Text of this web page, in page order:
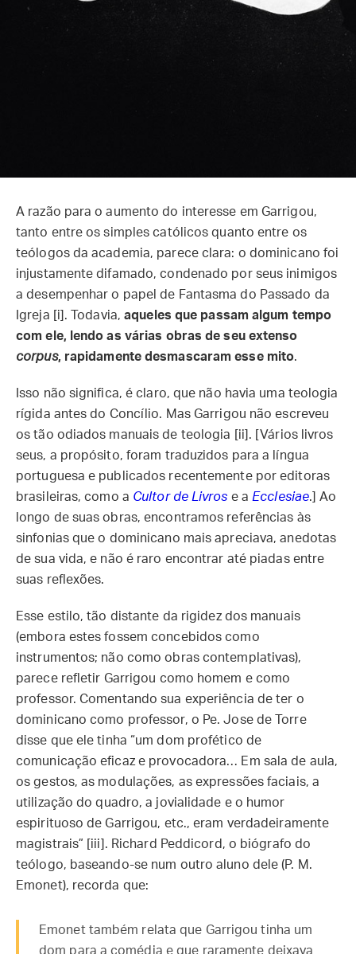
A razão para o aumento do interesse em Garrigou,
tanto entre os simples católicos quanto entre os
teólogos da academia, parece clara: o dominicano foi
injustamente difamado, condenado por seus inimigos
a desempenhar o papel de Fantasma do Passado da
Igreja [i]. Todavia,aqueles que passam algum tempo
com ele, lendo as várias obras de seu extenso
corpus, rapidamente desmascaram esse mito.
Isso não significa, é claro, que não havia uma teologia
rígida antes do Concílio. Mas Garrigou não escreveu
os tão odiados manuais de teologia [ii]. [Vários livros
seus, a propósito, foram traduzidos para a língua
portuguesa e publicados recentemente por editoras
brasileiras, como a Cultor de Livros e a Ecclesiae.] Ao
longo de suas obras, encontramos referências às
sinfonias que o dominicano mais apreciava, anedotas
de sua vida, e não é raro encontrar até piadas entre
suas reflexões.
Esse estilo, tão distante da rigidez dos manuais
(embora estes fossem concebidos como
instrumentos; não como obras contemplativas),
parece refletir Garrigou como homem e como
professor. Comentando sua experiência de ter o
dominicano como professor, o Pe. Jose de Torre
disse que ele tinha “um dom profético de
comunicação eficaz e provocadora… Em sala de aula,
os gestos, as modulações, as expressões faciais, a
utilização do quadro, a jovialidade e o humor
espirituoso de Garrigou, etc., eram verdadeiramente
magistrais” [iii]. Richard Peddicord, o biógrafo do
teólogo, baseando-se num outro aluno dele (P. M.
Emonet), recorda que:
Emonet também relata que Garrigou tinha um
dom para a comédia e que raramente deixava